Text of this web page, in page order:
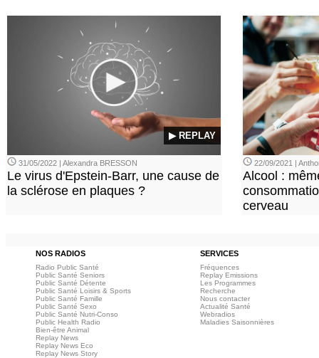
▶ REPLAY
31/05/2022 | Alexandra BRESSON
Le virus d'Epstein-Barr, une cause de
la sclérose en plaques ?
22/09/2021 |
Alcool :
cerveau
NOS RADIOS SERVICES
Radio Public Santé
Public Santé Seniors
Public Santé Détente
Public Santé Loisirs & Sports
Public Santé Famille
Public Santé Sexo
Public Santé Nutri-Conso
Public Health Radio
Bien-être Animal
Replay News
Replay News Eco
Replay News Story
Fréquences
Replay Emissions
Les Programmes
Recherche
Nous contacter
Actualité Santé
Webradios
Maladies Saisonnières